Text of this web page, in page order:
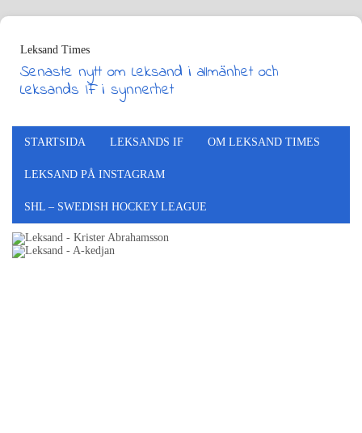
Leksand Times
Senaste nytt om Leksand i allmänhet och
Leksands IF i synnerhet
STARTSIDA LEKSANDS IF OM LEKSAND TIMES
LEKSAND PÅ INSTAGRAM
SHL – SWEDISH HOCKEY LEAGUE